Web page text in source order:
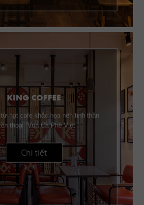
KING COFFEE
hạt cafe khắc họa nên tinh thần
thoại “Vua Cà Phê Việt”
Chi tiết